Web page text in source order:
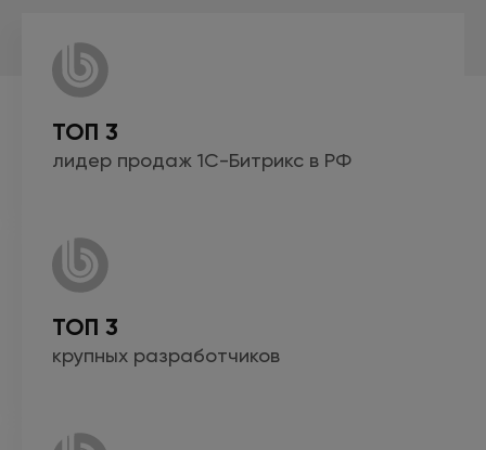
ТОП 3
лидер продаж 1С-Битрикс в РФ
ТОП 3
крупных разработчиков